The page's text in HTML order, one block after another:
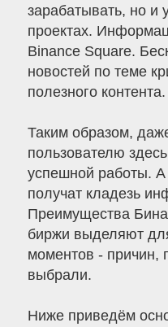
зарабатывать, но и
проектах.
Binance Square.
новостей по теме
полезного контента.
Таким образом,
пользователю
успешной работы. А
получат кладезь
Преимущества
биржи выделяют
моментов - причин,
выбрали.
Ниже приведём